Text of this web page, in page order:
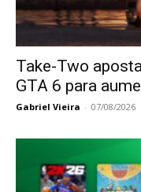
Take-Two
GTA 6 para
Gabriel Vieira - 07/08/2026